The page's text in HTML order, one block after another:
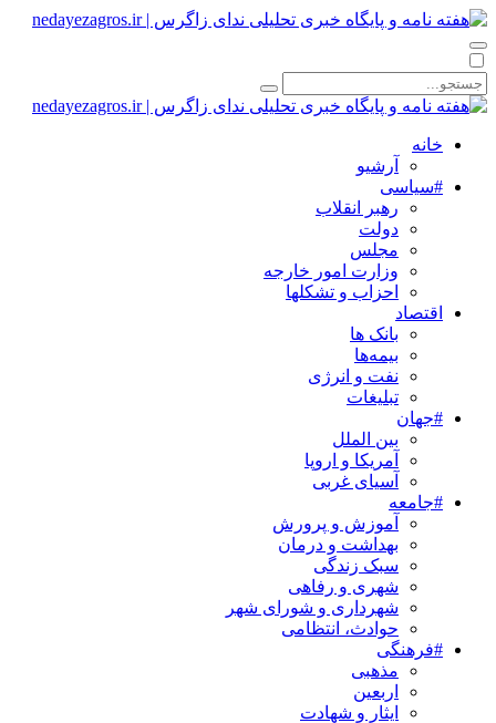
خانه
آرشیو
#سیاسی
رهبر انقلاب
دولت
مجلس
وزارت امور خارجه
احزاب و تشکلها
اقتصاد
بانک ها
بیمه‌ها
نفت و انرژی
تبلیغات
#جهان
بین الملل
آمریکا و اروپا
آسیای غربی
#جامعه
آموزش و پرورش
بهداشت و درمان
سبک زندگی
شهری و رفاهی
شهرداری و شورای شهر
حوادث، انتظامی
#فرهنگی
مذهبی
اربعین
ایثار و شهادت